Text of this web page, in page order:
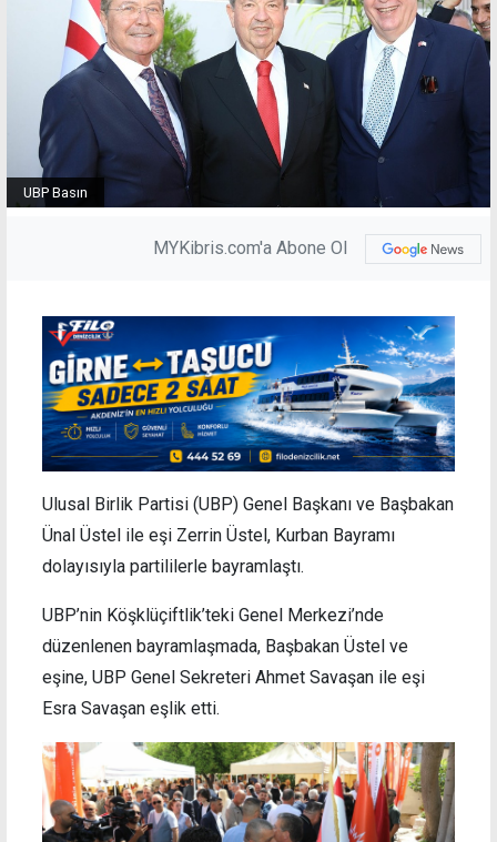
UBP Basın
MYKibris.com'a Abone Ol
Ulusal Birlik Partisi (UBP) Genel Başkanı ve Başbakan
Ünal Üstel ile eşi Zerrin Üstel, Kurban Bayramı
dolayısıyla partililerle bayramlaştı.
UBP’nin Köşklüçiftlik’teki Genel Merkezi’nde
düzenlenen bayramlaşmada, Başbakan Üstel ve
eşine, UBP Genel Sekreteri Ahmet Savaşan ile eşi
Esra Savaşan eşlik etti.